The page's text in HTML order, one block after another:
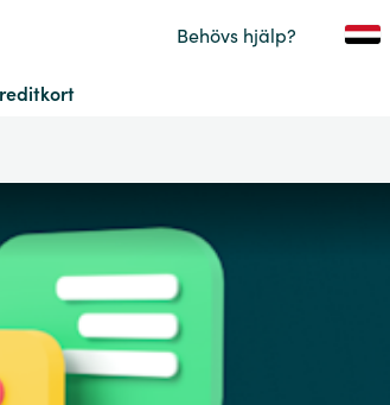
Behövs hjälp?